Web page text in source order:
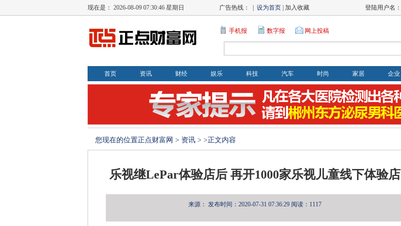
现在是： 2026-08-09 07:30:47 星期日 广告热线： | 设为首页 | 加入收藏 登陆用户名：
手机报 数字报 网上投稿
首页 资讯 财经 娱乐 科技 汽车 时尚 家居 企业
您现在的位置正点财富网 > 资讯 > >正文内容
乐视继LePar体验店后 再开1000家乐视儿童线下体验店
来源： 发布时间：2020-07-31 07:36:29 阅读：1117